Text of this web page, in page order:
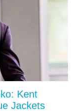
Kent
Jackets